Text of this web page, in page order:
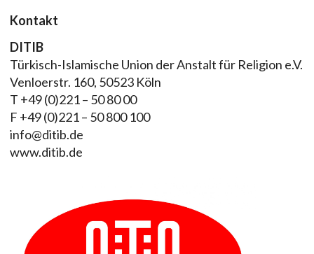
Kontakt
DITIB
Türkisch-Islamische Union der Anstalt für Religion e.V.
Venloerstr. 160, 50523 Köln
T +49 (0)221 – 50 80 00
F +49 (0)221 – 50 800 100
info@ditib.de
www.ditib.de